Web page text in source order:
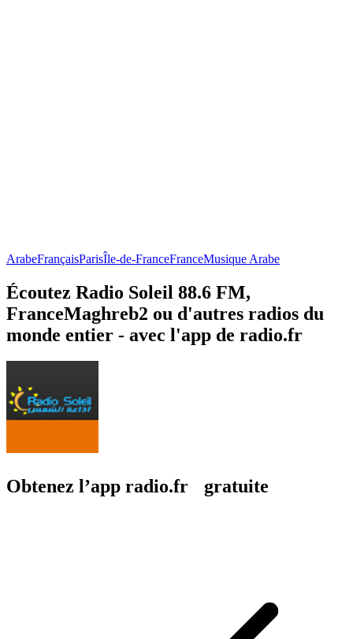
ArabeFrançaisParisÎle-de-FranceFranceMusique Arabe
Écoutez Radio Soleil 88.6 FM,
FranceMaghreb2 ou d'autres radios du
monde entier - avec l'app de radio.fr
Obtenez l’app radio.fr gratuite